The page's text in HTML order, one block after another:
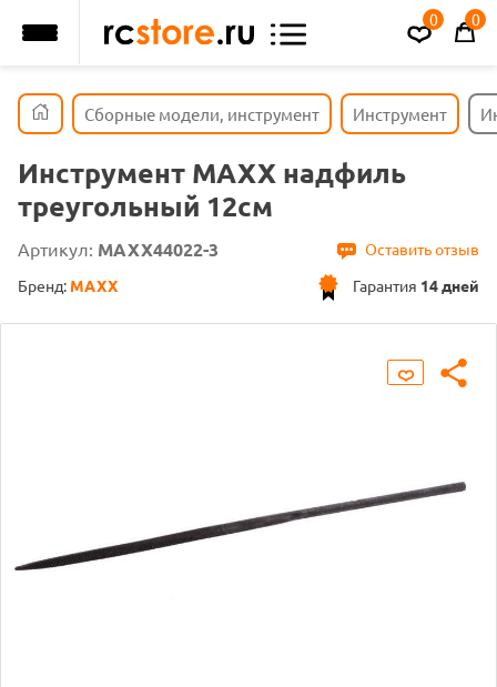
0 0
Сборные модели, инструмент Инструмент
Инструмент MAXX надфиль
треугольный 12см
Артикул: MAXX44022-3
Оставить отзыв
Гарантия 14 дней
Бренд: MAXX